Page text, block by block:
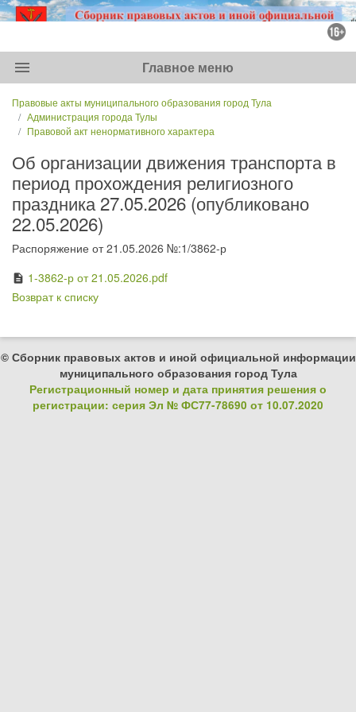
menu Главное меню
Правовые акты муниципального образования город Тула
Администрация города Тулы
Правовой акт ненормативного характера
Об организации движения транспорта в
период прохождения религиозного
праздника 27.05.2026 (опубликовано
22.05.2026)
Распоряжение от 21.05.2026 №:1/3862-р
description 1-3862-р от 21.05.2026.pdf
Возврат к списку
© Сборник правовых актов и иной официальной информации
муниципального образования город Тула
Регистрационный номер и дата принятия решения о
регистрации: серия Эл № ФС77-78690 от 10.07.2020